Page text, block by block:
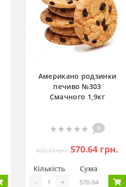
Американо родзинки
печиво №303
Смачного 1,9кг
0
622.12 грн. 570.64 грн.
Кількість
- +
Сума